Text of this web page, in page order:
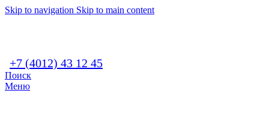
Skip to navigation Skip to main content
+7 (4012) 43 12 45
Поиск
Меню